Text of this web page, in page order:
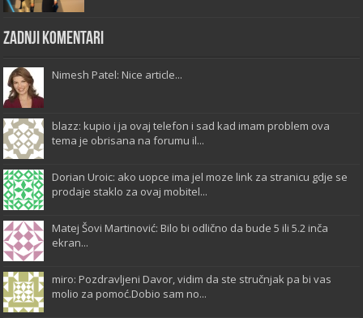
Zadnji komentari
Nimesh Patel: Nice article...
blazz: kupio i ja ovaj telefon i sad kad imam problem ova
tema je obrisana na forumu il...
Dorian Uroic: ako uopce ima jel moze link za stranicu gdje se
prodaje staklo za ovaj mobitel...
Matej Šovi Martinović: Bilo bi odlično da bude 5 ili 5.2 inča
ekran...
miro: Pozdravljeni Davor, vidim da ste stručnjak pa bi vas
molio za pomoć.Dobio sam no...